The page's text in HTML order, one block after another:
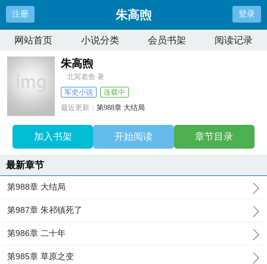
注册 朱高煦 登录
网站首页 小说分类 会员书架 阅读记录
朱高煦
北冥老鱼 著
军史小说
连载中
最近更新：第988章 大结局
加入书架 开始阅读 章节目录
最新章节
第988章 大结局
第987章 朱祁镇死了
第986章 二十年
第985章 草原之变